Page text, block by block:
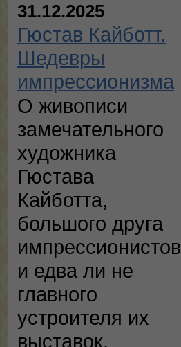
31.12.2025
Гюстав Кайботт.
Шедевры
импрессионизма
О живописи
замечательного
художника
Гюстава
Кайботта,
большого друга
импрессионистов
и едва ли не
главного
устроителя их
выставок,